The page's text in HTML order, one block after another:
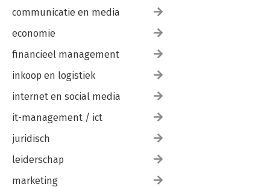
communicatie en media
economie
financieel management
inkoop en logistiek
internet en social media
it-management / ict
juridisch
leiderschap
marketing